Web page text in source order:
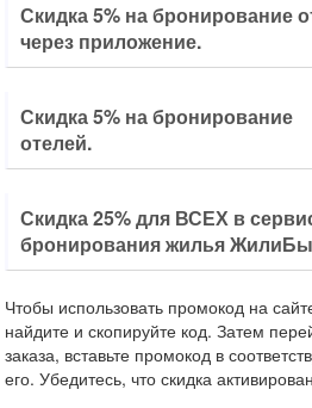
Скидка 5% на бронирование
через приложение.
Скидка 5% на бронирование
отелей.
Скидка 25% для ВСЕХ в
бронирования жилья
Чтобы использовать промокод на
найдите и скопируйте код. Затем
заказа, вставьте промокод в
его. Убедитесь, что скидка